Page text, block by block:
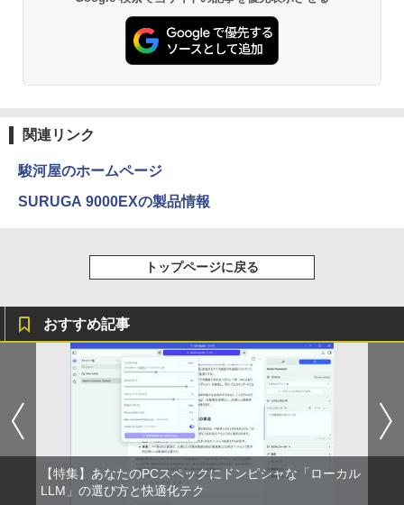
関連リンク
駿河屋のホームページ
SURUGA 9000EXの製品情報
トップページに戻る
おすすめ記事
【特集】あなたのPCスペックにドンピシャな「ローカル
LLM」の選び方と快適化テク